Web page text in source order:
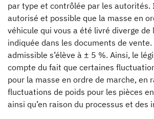
par type et contrôlée par les autorités.
autorisé et possible que la masse en
véhicule qui vous a été livré diverge de
indiquée dans les documents de
admissible s’élève à ± 5 %. Ainsi, le
compte du fait que certaines
pour la masse en ordre de marche, en
fluctuations de poids pour les pièces
ainsi qu’en raison du processus et des